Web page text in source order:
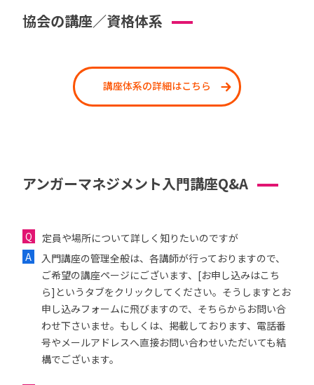
協会の講座／資格体系
講座体系の詳細はこちら
アンガーマネジメント入門講座Q&A
定員や場所について詳しく知りたいのですが
入門講座の管理全般は、各講師が行っておりますので、
ご希望の講座ページにございます、[お申し込みはこち
ら]というタブをクリックしてください。そうしますとお
申し込みフォームに飛びますので、そちらからお問い合
わせ下さいませ。もしくは、掲載しております、電話番
号やメールアドレスへ直接お問い合わせいただいても結
構でございます。